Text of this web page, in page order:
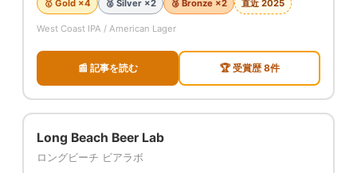
🥇 Gold ×4 🥈 Silver ×2 🥉 Bronze ×2 直近 2025
West Coast IPA / American Lager
📰 記事を読む 🏆 受賞歴 8件
Long Beach Beer Lab
ロングビーチ ビアラボ